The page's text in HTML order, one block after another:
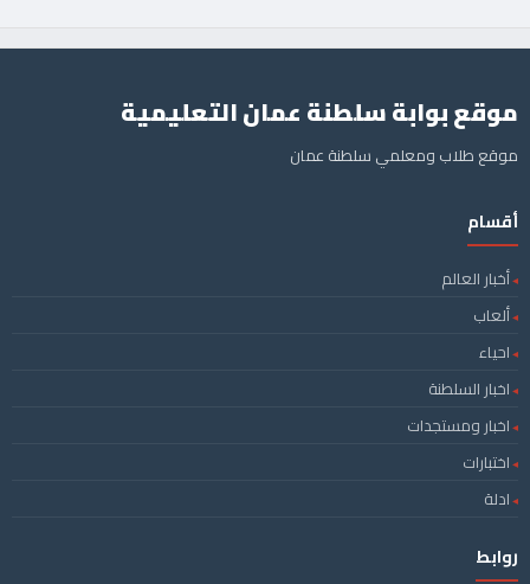
موقع بوابة سلطنة عمان التعليمية
موقع طلاب ومعلمي سلطنة عمان
أقسام
أخبار العالم
ألعاب
احياء
اخبار السلطنة
اخبار ومستجدات
اختبارات
ادلة
روابط